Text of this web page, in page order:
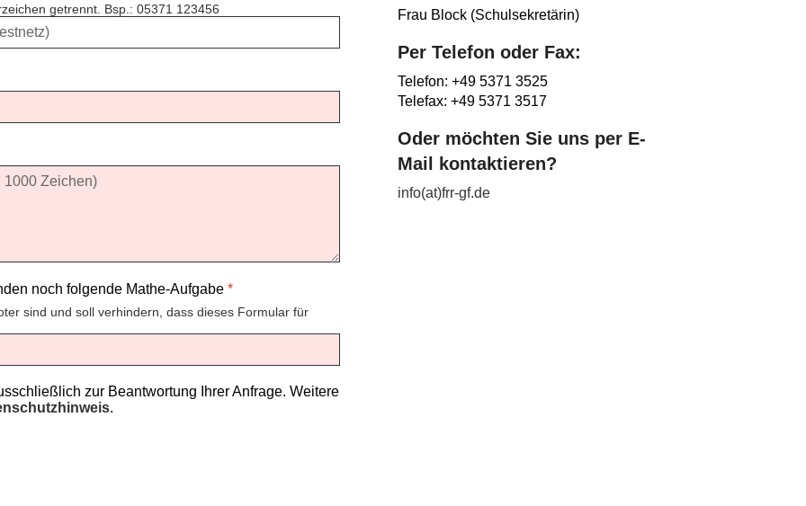
getrennt. Bsp.: 05371 123456
noch folgende Mathe-Aufgabe *
sind und soll verhindern, dass dieses Formular für
zur Beantwortung Ihrer Anfrage. Weitere
.
Frau Block (Schulsekretärin)
Per Telefon oder Fax:
Telefon: +49 5371 3525
Telefax: +49 5371 3517
Oder möchten Sie uns per E-
Mail kontaktieren?
info(at)frr-gf.de